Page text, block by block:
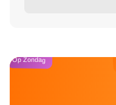
Op Zondag